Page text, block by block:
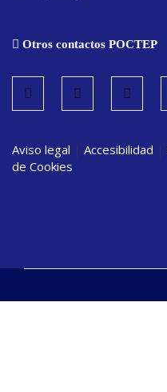
Otros contactos POCTEP
Aviso legal | Accesibilidad |
de Cookies